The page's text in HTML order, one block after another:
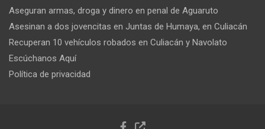
ce
b
o
o
T
o
k
Aseguran armas, droga y dinero en penal de Aguaruto
Asesinan a dos jovencitas en Juntas de Humaya, en Culiacán
Recuperan 10 vehículos robados en Culiacán y Navolato
Escúchanos Aquí
Política de privacidad